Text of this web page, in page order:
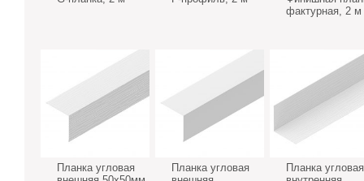
фактурная, 2 м
Планка угловая
Планка угловая
Планка угловая